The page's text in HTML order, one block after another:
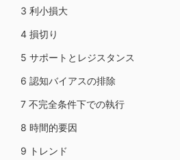
3 利小損大
4 損切り
5 サポートとレジスタンス
6 認知バイアスの排除
7 不完全条件下での執行
8 時間的要因
9 トレンド